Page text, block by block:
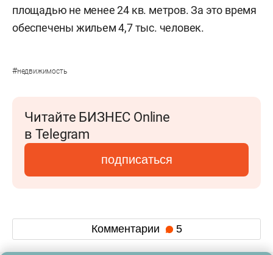
площадью не менее 24 кв. метров. За это время
обеспечены жильем 4,7 тыс. человек.
#недвижимость
Читайте БИЗНЕС Online
в Telegram
подписаться
Комментарии 5